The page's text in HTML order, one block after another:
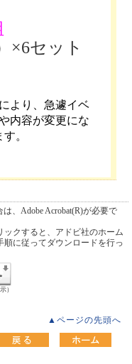
×6セット
より、急遽イベ
内容が変更にな
す。
、Adobe Acrobat(R)が必要で
クすると、アドビ社のホーム
に従ってダウンロードを行っ
）
▲ページの先頭へ